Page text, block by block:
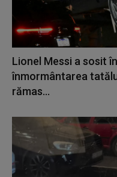
Lionel Messi a sosit
înmormântarea
rămas...